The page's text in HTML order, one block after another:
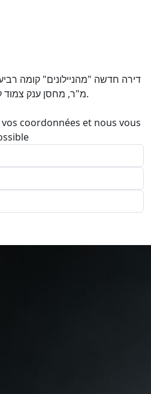
מ"ר, מחסן ענק צמוד לדירה ו-2 חניות תת קרקעיות.
coordonnées et nous vous